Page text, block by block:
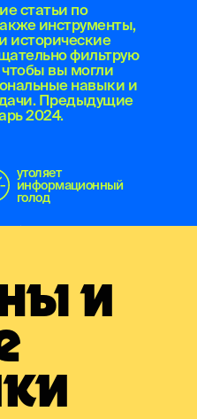
статьи по
инструменты,
исторические
фильтрую
вы могли
навыки и
Предыдущие
2024.
утоляет
информационный
голод
И